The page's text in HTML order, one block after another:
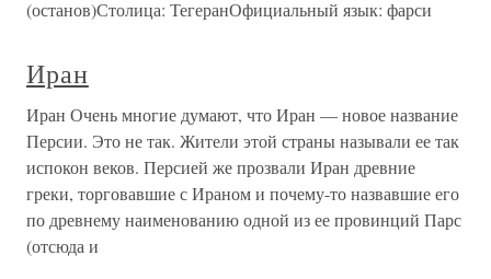
(останов)Столица: ТегеранОфициальный язык: фарси
Иран
Иран Очень многие думают, что Иран — новое название
Персии. Это не так. Жители этой страны называли ее так
испокон веков. Персией же прозвали Иран древние
греки, торговавшие с Ираном и почему-то назвавшие его
по древнему наименованию одной из ее провинций Парс
(отсюда и